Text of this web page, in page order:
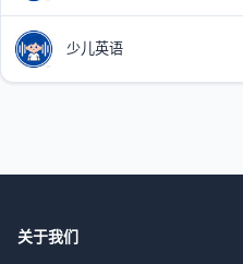
少儿英语
关于我们